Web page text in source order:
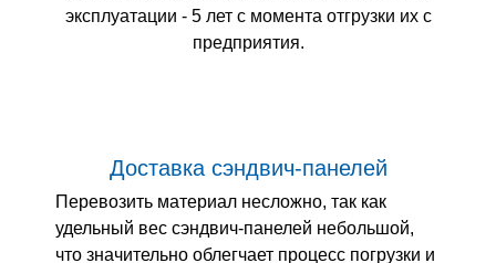
эксплуатации - 5 лет с момента отгрузки их с
предприятия.
Доставка сэндвич-панелей
Перевозить материал несложно, так как
удельный вес сэндвич-панелей небольшой,
что значительно облегчает процесс погрузки и